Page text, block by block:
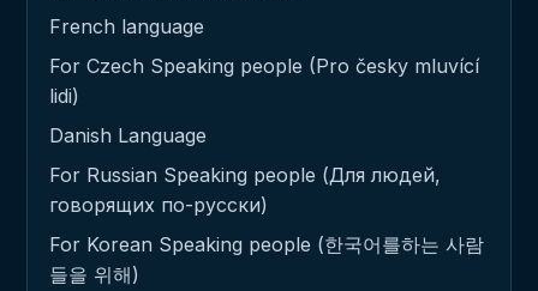
French language
For Czech Speaking people (Pro česky mluvící
lidi)
Danish Language
For Russian Speaking people (Для людей,
говорящих по-русски)
For Korean Speaking people (한국어를하는 사람
들을 위해)